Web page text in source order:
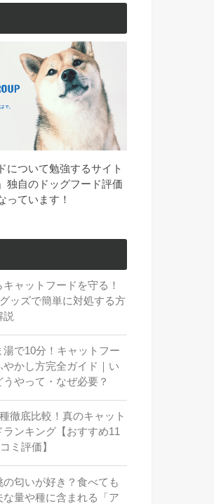
について勉強するサイト
独自のドッグフード評価
っています！
キャットフードを守る！
ッズで簡単に対処する方
説
湯で10分！キャットフー
やかし方完全ガイド｜い
うやって・なぜ必要？
徹底比較！真のキャット
ランキング【おすすめ11
ミ評価】
の匂いが好き？食べても
な量や種に含まれる「ア